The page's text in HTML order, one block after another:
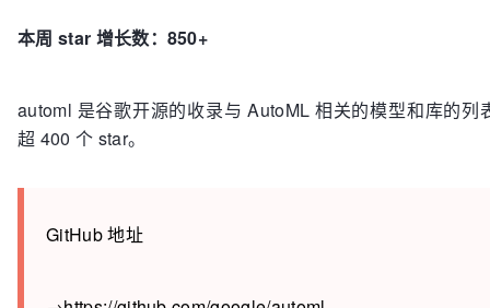
本周 star 增长数：850+
automl 是谷歌开源的收录与 AutoML 相关的模型和库的
超 400 个 star。
GitHub 地址